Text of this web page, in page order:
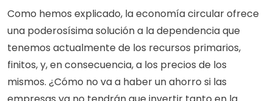
Como hemos explicado, la economía circular ofrece
una poderosísima solución a la dependencia que
tenemos actualmente de los recursos primarios,
finitos, y, en consecuencia, a los precios de los
mismos. ¿Cómo no va a haber un ahorro si las